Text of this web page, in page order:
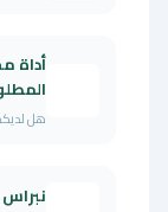
أداة
هل